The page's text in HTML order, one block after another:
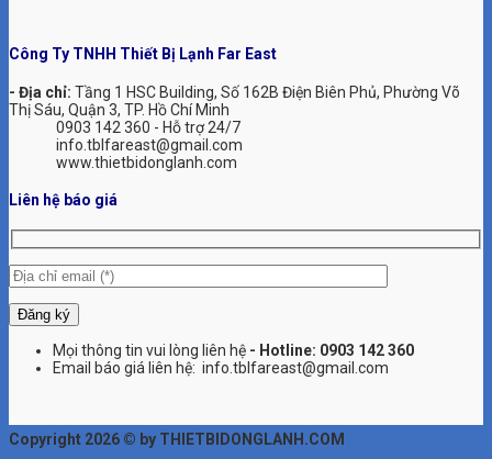
Công Ty TNHH Thiết Bị Lạnh Far East
- Địa chỉ: Tầng 1 HSC Building, Số 162B Điện Biên Phủ, Phường Võ
Thị Sáu, Quận 3, TP. Hồ Chí Minh
0903 142 360 - Hỗ trợ 24/7
info.tblfareast@gmail.com
www.thietbidonglanh.com
Liên hệ báo giá
Mọi thông tin vui lòng liên hệ - Hotline: 0903 142 360
Email báo giá liên hệ: info.tblfareast@gmail.com
Copyright 2026 © by THIETBIDONGLANH.COM